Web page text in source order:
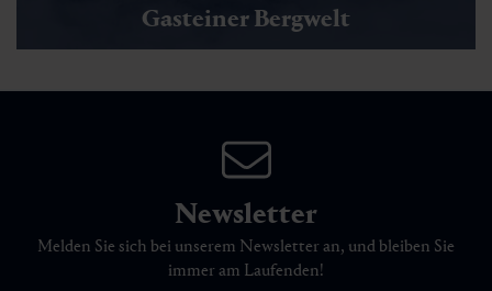
Gasteiner Bergwelt
Newsletter
Melden Sie sich bei unserem Newsletter an, und bleiben Sie
immer am Laufenden!